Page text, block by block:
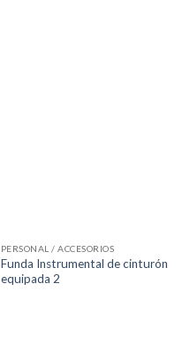
PERSONAL / ACCESORIOS
Funda Instrumental de cinturón
equipada 2